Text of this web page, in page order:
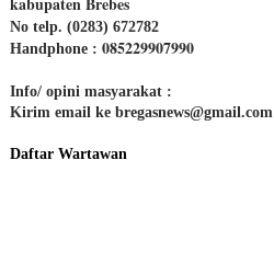
No telp. (0283) 672782
Handphone : 085229907990
Info/ opini masyarakat :
Kirim email ke bregasnews@gmail.com
Daftar Wartawan